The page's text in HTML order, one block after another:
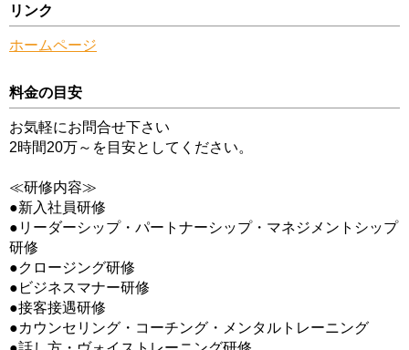
リンク
ホームページ
料金の目安
お気軽にお問合せ下さい
2時間20万～を目安としてください。
≪研修内容≫
●新入社員研修
●リーダーシップ・パートナーシップ・マネジメントシップ
研修
●クロージング研修
●ビジネスマナー研修
●接客接遇研修
●カウンセリング・コーチング・メンタルトレーニング